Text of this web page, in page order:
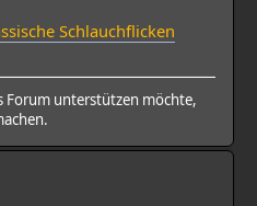
Schlauchflicken
Forum unterstützen möchte,